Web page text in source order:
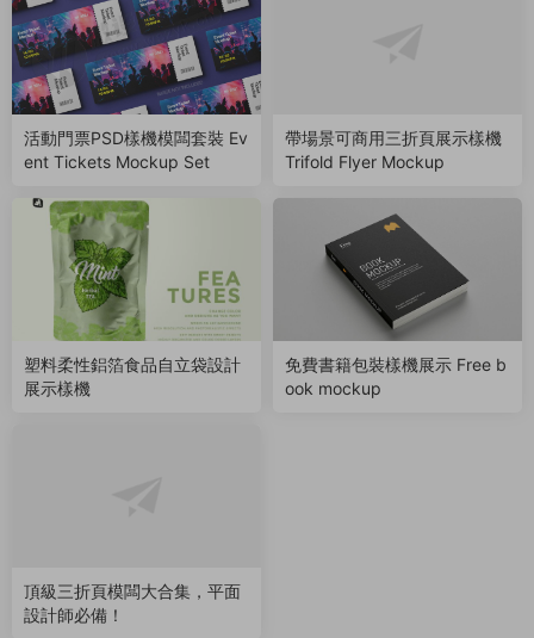
活動門票PSD樣機模闆套裝 Ev
ent Tickets Mockup Set
帶場景可商用三折頁展示樣機
Trifold Flyer Mockup
塑料柔性鋁箔食品自立袋設計
展示樣機
免費書籍包裝樣機展示 Free b
ook mockup
頂級三折頁模闆大合集，平面
設計師必備！